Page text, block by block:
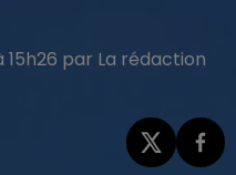
15h26 par La rédaction